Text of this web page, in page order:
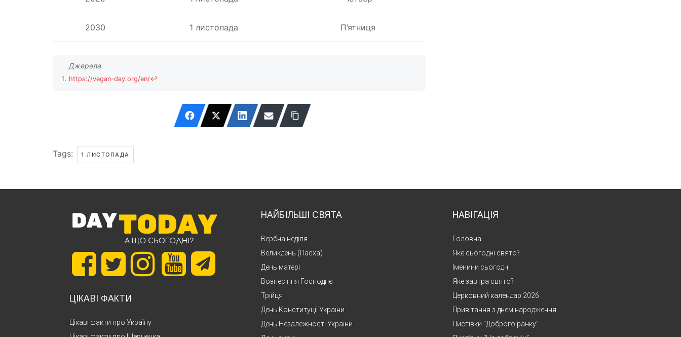
2030 1 листопада П’ятниця
https://vegan-day.org/en/↩
Tags: 1 ЛИСТОПАДА
ЦІКАВІ ФАКТИ
Цікаві факти про Україну
НАЙБІЛЬШІ СВЯТА
Вербна неділя
Великдень (Пасха)
День матері
Вознесіння Господнє
Трійця
День Конституції України
День Незалежності України
НАВІГАЦІЯ
Головна
Яке сьогодні свято?
Іменини сьогодні
Яке завтра свято?
Церковний календар 2026
Привітання з днем народження
Листівки “Доброго ранку”